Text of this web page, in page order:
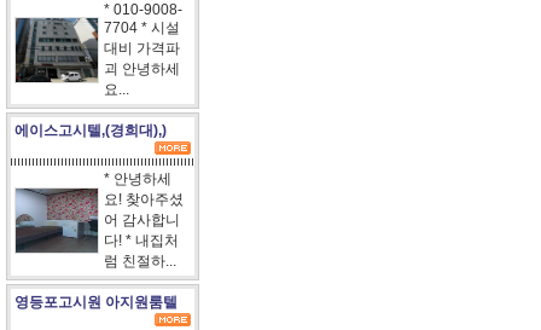
* 010-9008-
7704 * 시설
대비 가격파
괴 안녕하세
요...
에이스고시텔,(경희대),)
* 안녕하세
요! 찾아주셨
어 감사합니
다! * 내집처
럼 친절하...
영등포고시원 아지원룸텔